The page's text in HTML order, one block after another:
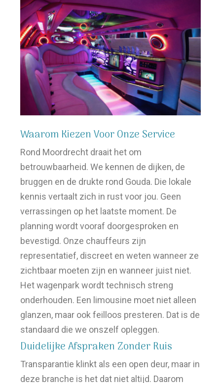
Waarom Kiezen Voor Onze Service
Rond Moordrecht draait het om
betrouwbaarheid. We kennen de dijken, de
bruggen en de drukte rond Gouda. Die lokale
kennis vertaalt zich in rust voor jou. Geen
verrassingen op het laatste moment. De
planning wordt vooraf doorgesproken en
bevestigd. Onze chauffeurs zijn
representatief, discreet en weten wanneer ze
zichtbaar moeten zijn en wanneer juist niet.
Het wagenpark wordt technisch streng
onderhouden. Een limousine moet niet alleen
glanzen, maar ook feilloos presteren. Dat is de
standaard die we onszelf opleggen.
Duidelijke Afspraken Zonder Ruis
Transparantie klinkt als een open deur, maar in
deze branche is het dat niet altijd. Daarom